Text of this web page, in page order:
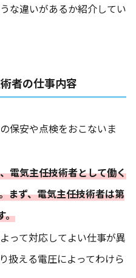
な違いがあるか紹介してい
者の仕事内容
保安や点検をおこないま
電気主任技術者として働く
まず、電気主任技術者は第
。
って対応してよい仕事が異
扱える電圧によってわけら